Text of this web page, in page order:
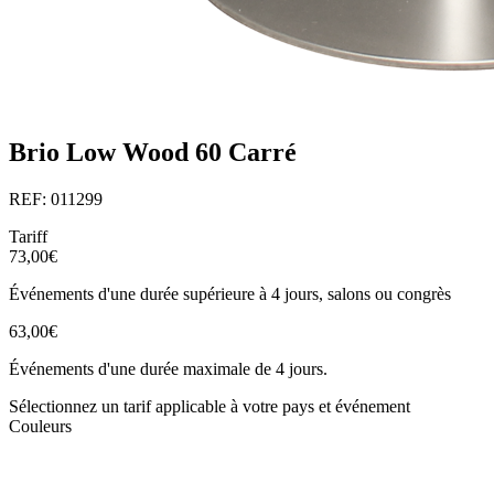
Brio Low Wood 60 Carré
REF: 011299
Tariff
73,00€
Événements d'une durée supérieure à 4 jours, salons ou congrès
63,00€
Événements d'une durée maximale de 4 jours.
Sélectionnez un tarif applicable à votre pays et événement
Couleurs